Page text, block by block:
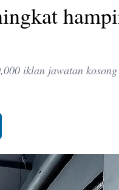
iklan jawatan